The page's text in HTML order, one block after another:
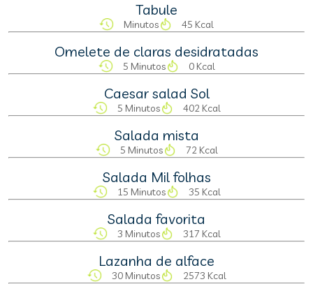
Tabule
Minutos 45 Kcal
Omelete de claras desidratadas
5 Minutos 0 Kcal
Caesar salad Sol
5 Minutos 402 Kcal
Salada mista
5 Minutos 72 Kcal
Salada Mil folhas
15 Minutos 35 Kcal
Salada favorita
3 Minutos 317 Kcal
Lazanha de alface
30 Minutos 2573 Kcal